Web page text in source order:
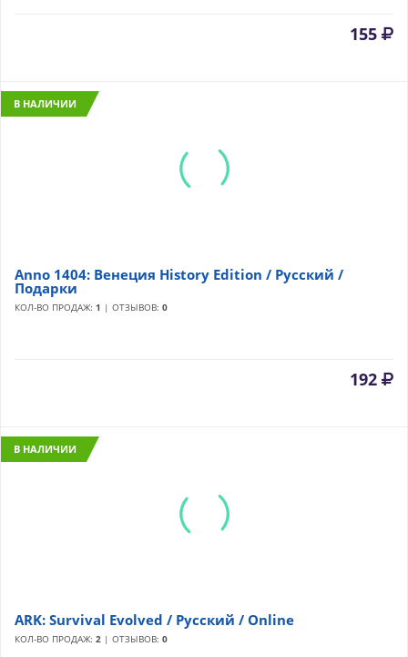
155
В НАЛИЧИИ
Anno 1404: Венеция History Edition / Русский /
Подарки
КОЛ-ВО ПРОДАЖ: 1 | ОТЗЫВОВ: 0
192
В НАЛИЧИИ
ARK: Survival Evolved / Русский / Online
КОЛ-ВО ПРОДАЖ: 2 | ОТЗЫВОВ: 0